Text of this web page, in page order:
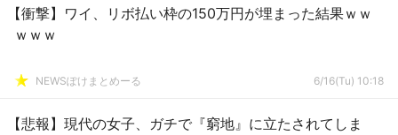
【衝撃】ワイ、リボ払い枠の150万円が埋まった結果ｗｗ
ｗｗｗ
NEWSぽけまとめーる 6/16(Tu) 10:18
【悲報】現代の女子、ガチで『窮地』に立たされてしま